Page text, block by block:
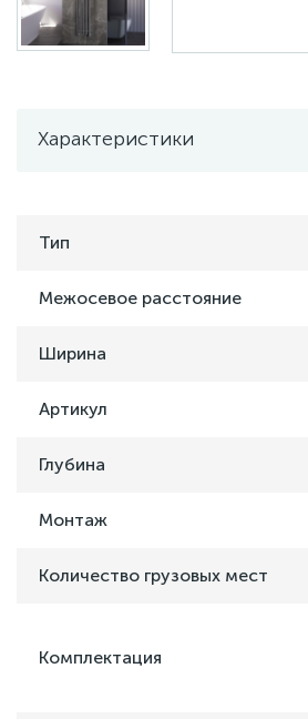
Характеристики
Тип
Межосевое расстояние
Ширина
Артикул
Глубина
Монтаж
Количество грузовых мест
Комплектация